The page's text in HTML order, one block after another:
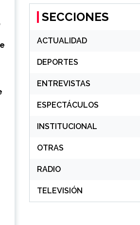
SECCIONES
ACTUALIDAD
DEPORTES
ENTREVISTAS
ESPECTÁCULOS
INSTITUCIONAL
OTRAS
RADIO
TELEVISIÓN